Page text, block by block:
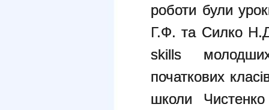
роботи були
Г.Ф. та Силко
skills
початкових
школи